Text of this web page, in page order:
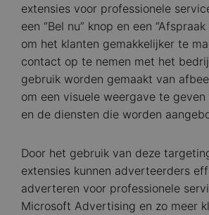
extensies voor professionele
een “Bel nu” knop en een
om het klanten gemakkelijker te
contact op te nemen met het
gebruik worden gemaakt van
om een visuele weergave te
en de diensten die worden
Door het gebruik van deze
extensies kunnen adverteerders
adverteren voor professionele
Microsoft Advertising en zo meer